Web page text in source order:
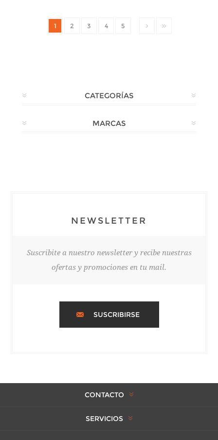
1 2 3 4 5
CATEGORÍAS
MARCAS
NEWSLETTER
Suscribite a nuestro newsletter y recibe nuestras
ofertas y promociones en tu mail.
SUSCRIBIRSE
CONTACTO
SERVICIOS